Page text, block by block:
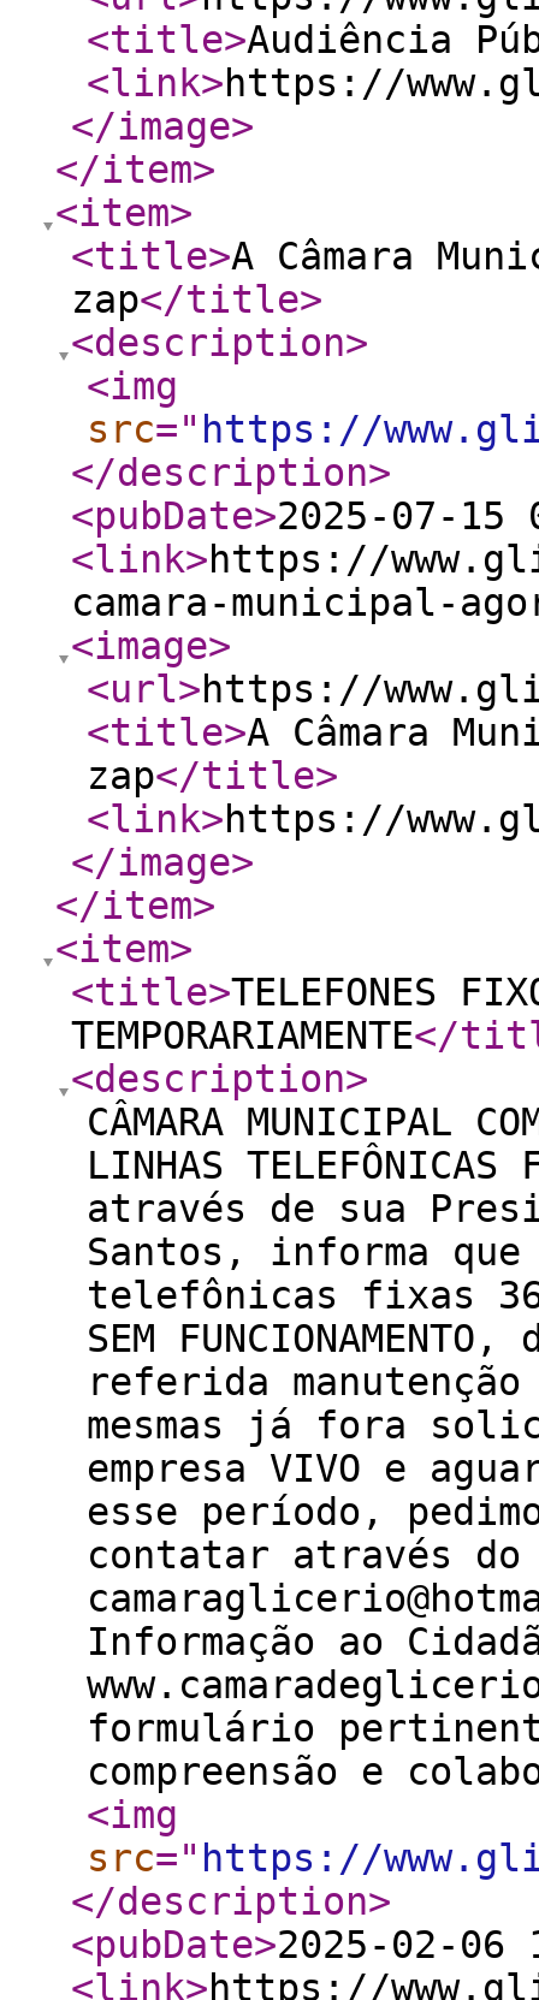
<title>Audiência
<link>https://
</image>
</item>
<item>
<title>A Câmara
zap</title>
<description>
<img
src=" https://
</description>
<pubDate>2025-07-15
<link>https://
camara-municipal-
<image>
<url>https://
<title>A Câmara
zap</title>
<link>https://
</image>
</item>
<item>
<title>TELEFONES
TEMPORARIAMENTE</
<description>
CÂMARA MUNICIPAL
LINHAS
através de sua
Santos, informa que
telefônicas fixas
SEM
referida
mesmas já fora
empresa VIVO e
esse período,
contatar através do
Informação ao
formulário
compreensão e
<img
src=" https://
</description>
<pubDate>2025-02-06
<link>https://